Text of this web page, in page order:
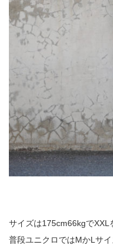
サイズは175cm66kgでXXL
普段ユニクロではMかLサ